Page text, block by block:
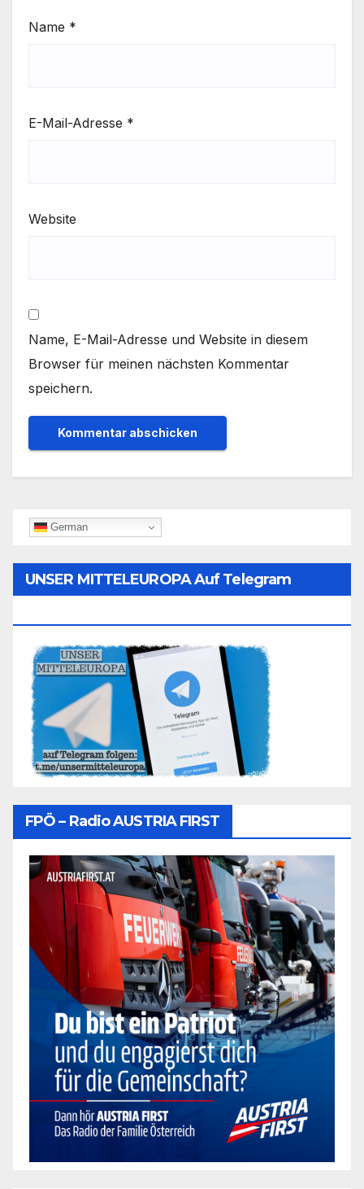
Name *
E-Mail-Adresse *
Website
Name, E-Mail-Adresse und Website in diesem
Browser für meinen nächsten Kommentar
speichern.
German
UNSER MITTELEUROPA Auf Telegram
FPÖ – Radio AUSTRIA FIRST